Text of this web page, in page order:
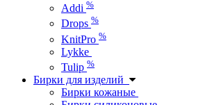
Addi %
Drops %
KnitPro %
Lykke
Tulip %
Бирки для изделий
Бирки кожаные